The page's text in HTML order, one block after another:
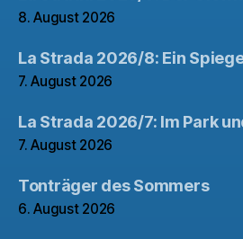
8. August 2026
La Strada 2026/8: Ein
7. August 2026
La Strada 2026/7: Im Park
7. August 2026
Tonträger des Sommers
6. August 2026